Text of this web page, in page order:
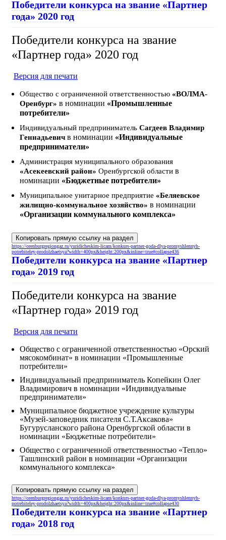
Победители конкурса на звание «Партнер
года» 2020 год
Победители конкурса на звание
«Партнер года» 2020 год
Версия для печати
Общество с ограниченной ответственностью «ВОЛМА-
Оренбург» в номинации «Промышленные
потребители»
Индивидуальный предприниматель Сагдеев Владимир
Геннадьевич в номинации «Индивидуальные
предприниматели»
Администрация муниципального образования
«Асекеевский район» Оренбургской области в
номинации «Бюджетные потребители»
Муниципальное унитарное предприятие «Беляевское
жилищно-коммунальное хозяйство» в номинации
«Организации коммунального комплекса»
Копировать прямую ссылку на раздел
https://orenburgregiongaz.ru/yuridicheskim-licam/konkurs-partner-goda-dlya-promyshlennyh-
potrebiteley-prodolzhaetsya?width=400px&height:200px&inline=true#collapse436
Победители конкурса на звание «Партнер
года» 2019 год
Победители конкурса на звание
«Партнер года» 2019 год
Версия для печати
Общество с ограниченной ответственностью «Орский
мясокомбинат» в номинации «Промышленные
потребители»
Индивидуальный предприниматель Копейкин Олег
Владимирович в номинации «Индивидуальные
предприниматели»
Муниципальное бюджетное учреждение культуры
«Музей-заповедник писателя С.Т.Аксакова»
Бугурусланского района Оренбургской области в
номинации «Бюджетные потребители»
Общество с ограниченной ответственностью «Тепло»
Ташлинский район в номинации «Организации
коммунального комплекса»
Копировать прямую ссылку на раздел
https://orenburgregiongaz.ru/yuridicheskim-licam/konkurs-partner-goda-dlya-promyshlennyh-
potrebiteley-prodolzhaetsya?width=400px&height:200px&inline=true#collapse430
Победители конкурса на звание «Партнер
года» 2018 год